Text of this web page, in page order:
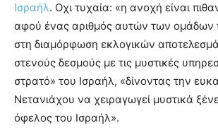
Ισραήλ. Οχι τυχαία: «η ανοχή είναι
αφού ένας αριθμός αυτών των ομάδων
στη διαμόρφωση εκλογικών
στενούς δεσμούς με τις μυστικές
στρατό» του Ισραήλ, «δίνοντας την
Νετανιάχου να χειραγωγεί μυστικά
όφελος του Ισραήλ».